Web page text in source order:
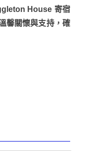
House 寄宿
馨關懷與支持，確